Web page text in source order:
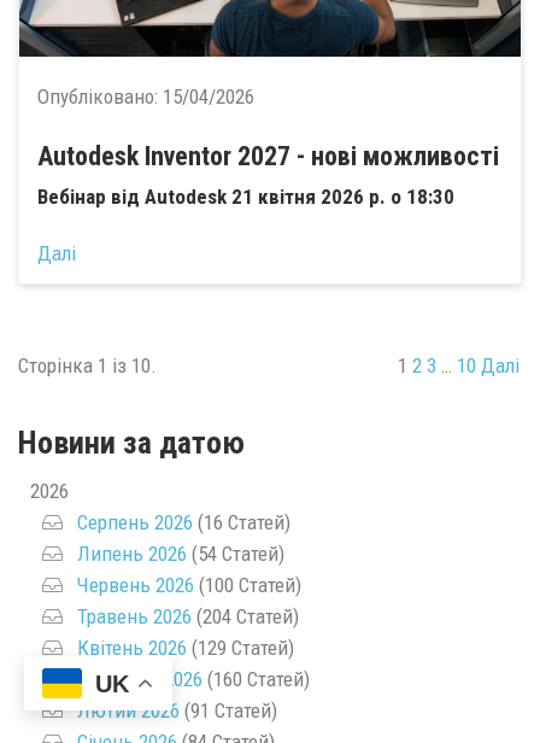
Опубліковано: 15/04/2026
Autodesk Inventor 2027 - нові можливості
Вебінар від Autodesk 21 квітня 2026 р. о 18:30
Далі
Сторінка 1 із 10. 1 2 3 10 Далі
Новини за датою
2026
Серпень 2026 (16 Статей)
Липень 2026 (54 Статей)
Червень 2026 (100 Статей)
Травень 2026 (204 Статей)
Квітень 2026 (129 Статей)
Березень 2026 (160 Статей)
Лютий 2026 (91 Статей)
UK